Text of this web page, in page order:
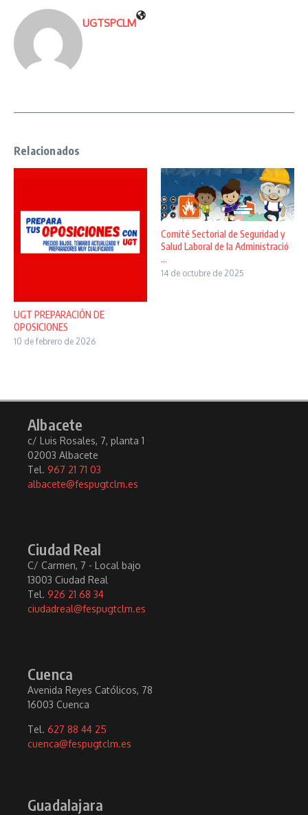
UGTSPCLM
Relacionados
UGT PREPARACIÓN DE
OPOSICIONES
10 de febrero de 2026
Comité Sectorial de Seguridad y
Salud Laboral de la Administració
...
14 de octubre de 2025
Albacete
c/ Luis Rosales, 7, planta 1
02003 Albacete
Tel. 967 21 71 03
albacete@fespugtclm.es
Ciudad Real
C/ Carmen, 7 - Local bajo
13003 Ciudad Real
Tel. 926 21 68 34
ciudadreal@fespugtclm.es
Cuenca
Avenida Reyes Católicos, 78
16003 Cuenca
Tel. 627 88 44 25
cuenca@fespugtclm.es
Guadalajara